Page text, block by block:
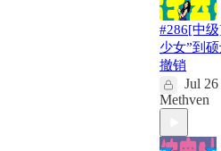
#286[中
少女”到
撤销
Jul 26
Methven